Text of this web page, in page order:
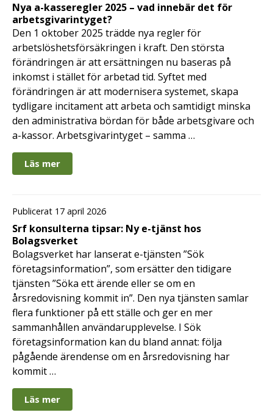
Nya a-kasseregler 2025 – vad innebär det för
arbetsgivarintyget?
Den 1 oktober 2025 trädde nya regler för
arbetslöshetsförsäkringen i kraft. Den största
förändringen är att ersättningen nu baseras på
inkomst i stället för arbetad tid. Syftet med
förändringen är att modernisera systemet, skapa
tydligare incitament att arbeta och samtidigt minska
den administrativa bördan för både arbetsgivare och
a-kassor. Arbetsgivarintyget – samma …
Läs mer
Publicerat 17 april 2026
Srf konsulterna tipsar: Ny e-tjänst hos
Bolagsverket
Bolagsverket har lanserat e-tjänsten ”Sök
företagsinformation”, som ersätter den tidigare
tjänsten ”Söka ett ärende eller se om en
årsredovisning kommit in”. Den nya tjänsten samlar
flera funktioner på ett ställe och ger en mer
sammanhållen användarupplevelse. I Sök
företagsinformation kan du bland annat: följa
pågående ärendense om en årsredovisning har
kommit …
Läs mer